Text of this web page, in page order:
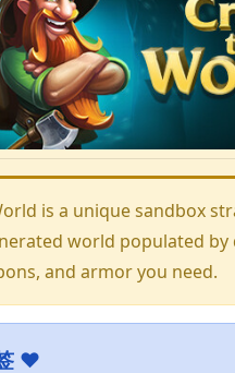
is a unique sandbox
world populated
and armor you need.
♥